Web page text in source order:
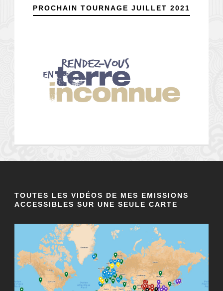
PROCHAIN TOURNAGE JUILLET 2021
TOUTES LES VIDÉOS DE MES EMISSIONS
ACCESSIBLES SUR UNE SEULE CARTE